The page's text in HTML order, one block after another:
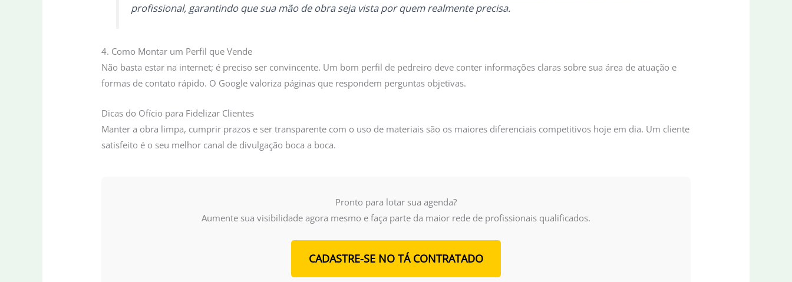
profissional, garantindo que sua mão de obra seja vista por quem realmente precisa.
4. Como Montar um Perfil que Vende
Não basta estar na internet; é preciso ser convincente. Um bom perfil de pedreiro deve conter informações claras sobre sua área de atuação e
formas de contato rápido. O Google valoriza páginas que respondem perguntas objetivas.
Dicas do Ofício para Fidelizar Clientes
Manter a obra limpa, cumprir prazos e ser transparente com o uso de materiais são os maiores diferenciais competitivos hoje em dia. Um cliente
satisfeito é o seu melhor canal de divulgação boca a boca.
Pronto para lotar sua agenda?
Aumente sua visibilidade agora mesmo e faça parte da maior rede de profissionais qualificados.
CADASTRE-SE NO TÁ CONTRATADO